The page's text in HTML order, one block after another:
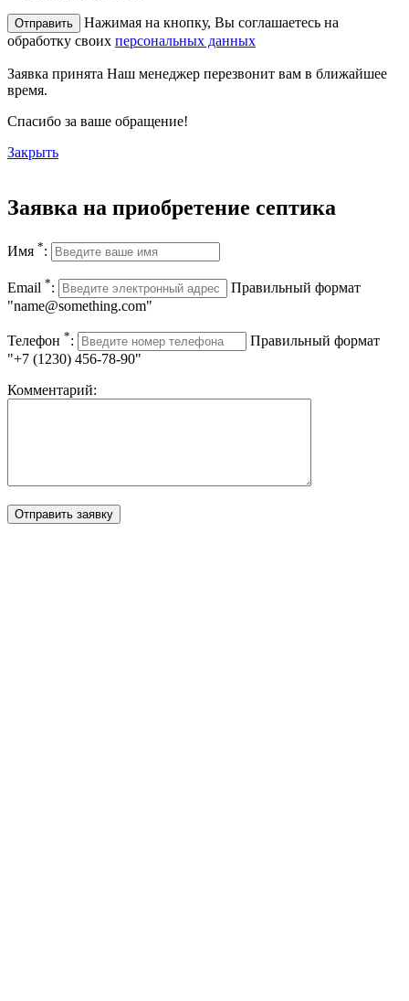
Нажимая на кнопку, Вы соглашаетесь на
обработку своих персональных данных
Заявка принята Наш менеджер перезвонит вам в ближайшее
время.
Спасибо за ваше обращение!
Закрыть
Заявка на приобретение септика
Имя *:
Email *:
Правильный формат
"name@something.com"
Телефон *:
Правильный формат
"+7 (1230) 456-78-90"
Комментарий: